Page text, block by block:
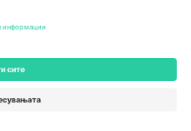
Dorfstrasse 52a, 6390
United Arab Emirates